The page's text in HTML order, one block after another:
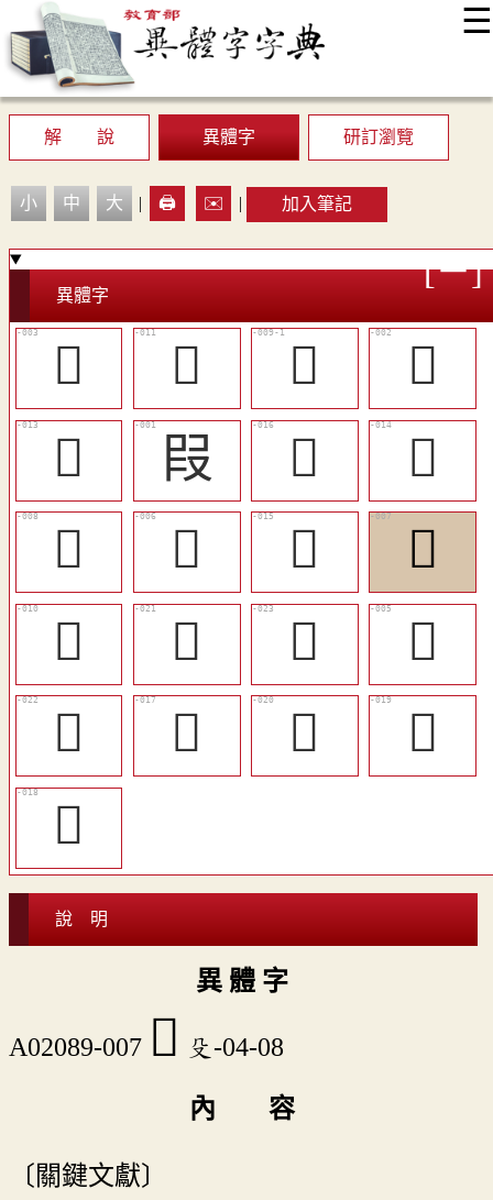
☰
最新消息
顯示模式
網站導覽
解 說
異體字 研訂瀏覽
小 中 大 | 🖨️ ✉️ | 加入筆記
異體字
𠖊 󳁒 󳁐
𠩻
󳁓
叚 󳁖
󳁔
󰌡
󳁎 󳁕
󳁏
󳁑
󳁛 󳁝
󳁍
󳁜
󳁗 󳁚
󳁙
󳁘
說 明
異 體 字
A02089-007 󳁏 殳-04-08
內 容
〔關鍵文獻〕